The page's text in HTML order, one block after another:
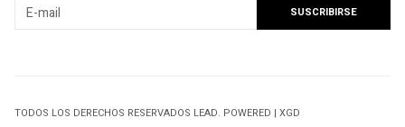
TODOS LOS DERECHOS RESERVADOS LEAD. POWERED | XGD